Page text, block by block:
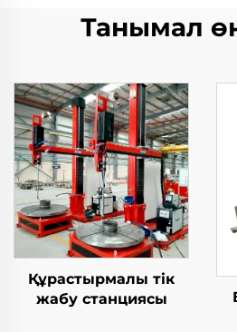
Танымал
Құрастырмалы тік
жабу станциясы